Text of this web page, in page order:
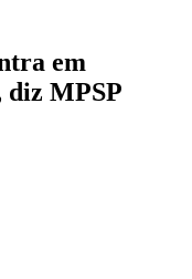
em
diz MPSP